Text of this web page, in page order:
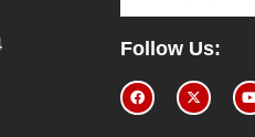
Follow Us: